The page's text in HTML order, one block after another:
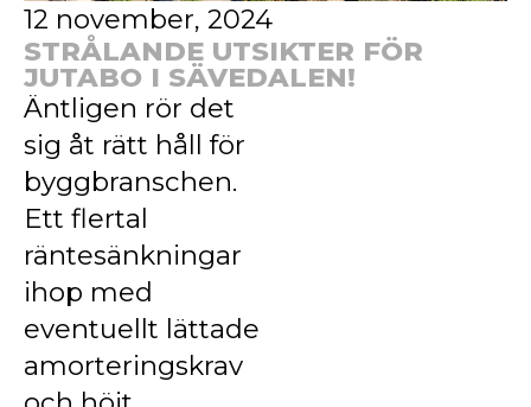
12 november, 2024
STRÅLANDE UTSIKTER FÖR
JUTABO I SÄVEDALEN!
Äntligen rör det
sig åt rätt håll för
byggbranschen.
Ett flertal
räntesänkningar
ihop med
eventuellt lättade
amorteringskrav